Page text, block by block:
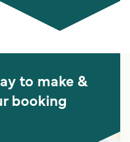
to make &
booking